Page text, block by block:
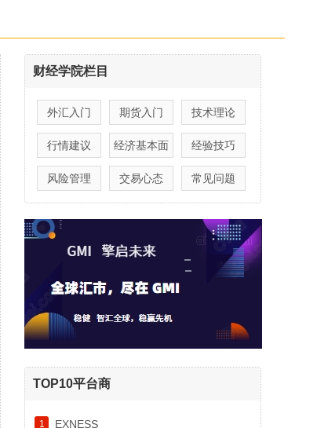
财经学院栏目
外汇入门 期货入门 技术理论
行情建议 经济基本面 经验技巧
风险管理 交易心态 常见问题
TOP10平台商
1 EXNESS